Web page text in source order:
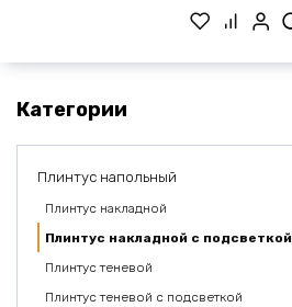
Категории
Плинтус напольный
Плинтус накладной
Плинтус накладной с подсветкой
Плинтус теневой
Плинтус теневой с подсветкой